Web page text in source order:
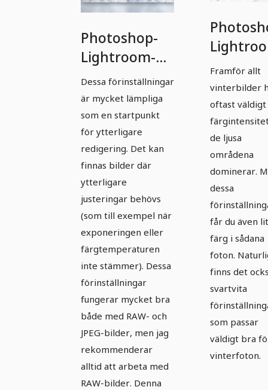
Photoshop-
Lightroom-
Presets -
Vinter - 8
utseenden
Dessa förinställningar
är mycket lämpliga
som en startpunkt
för ytterligare
redigering. Det kan
finnas bilder där
ytterligare
justeringar behövs
(som till exempel när
exponeringen eller
färgtemperaturen
inte stämmer). Dessa
förinställningar
fungerar mycket bra
både med RAW- och
JPEG-bilder, men jag
rekommenderar
alltid att arbeta med
RAW-bilder. Denna
Presets -
Vinter -
Framför allt
vinterbilder
oftast
de ljusa
områdena
dominerar.
dessa
får du även
färg i sådana
foton.
finns det
svartvita
som passar
väldigt bra
vinterfoton.